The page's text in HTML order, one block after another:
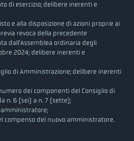
di esercizio; delibere inerenti e
e alla disposizione di azioni proprie ai
revoca della precedente
dall’Assemblea ordinaria degli
2024; delibere inerenti e
di Amministrazione; delibere inerenti
dei componenti del Consiglio di
n. 6 (sei) a n. 7 (sette);
compenso del nuovo amministratore.